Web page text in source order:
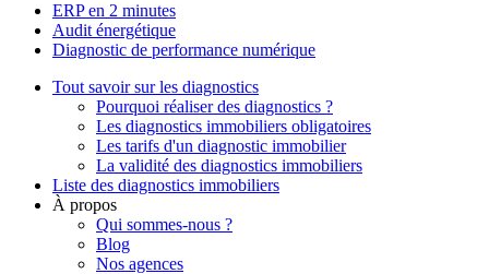
ERP en 2 minutes
Audit énergétique
Diagnostic de performance numérique
Tout savoir sur les diagnostics
Pourquoi réaliser des diagnostics ?
Les diagnostics immobiliers obligatoires
Les tarifs d'un diagnostic immobilier
La validité des diagnostics immobiliers
Liste des diagnostics immobiliers
À propos
Qui sommes-nous ?
Blog
Nos agences